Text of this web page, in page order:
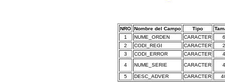
NRO Nombre del Campo Tipo
1
NUME_ORDEN CARACTER
6
2
CODI_REGI CARACTER
2
3
CODI_ERROR CARACTER
4
4
NUME_SERIE CARACTER 4
5 DESC_ADVER CARACTER